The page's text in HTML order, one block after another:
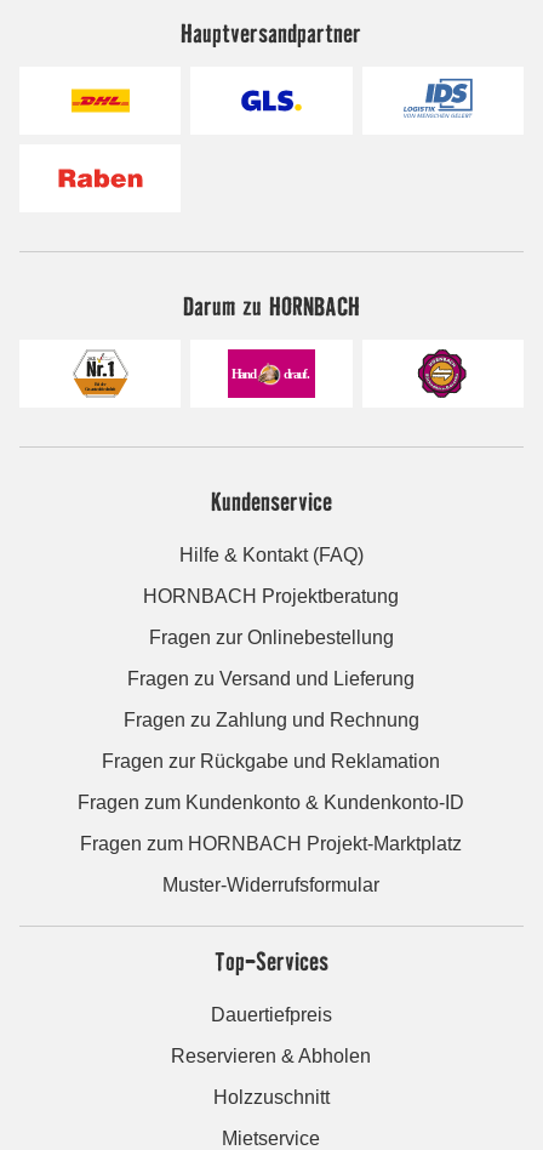
Hauptversandpartner
Darum zu HORNBACH
Kundenservice
Hilfe & Kontakt (FAQ)
HORNBACH Projektberatung
Fragen zur Onlinebestellung
Fragen zu Versand und Lieferung
Fragen zu Zahlung und Rechnung
Fragen zur Rückgabe und Reklamation
Fragen zum Kundenkonto & Kundenkonto-ID
Fragen zum HORNBACH Projekt-Marktplatz
Muster-Widerrufsformular
Top-Services
Dauertiefpreis
Reservieren & Abholen
Holzzuschnitt
Mietservice